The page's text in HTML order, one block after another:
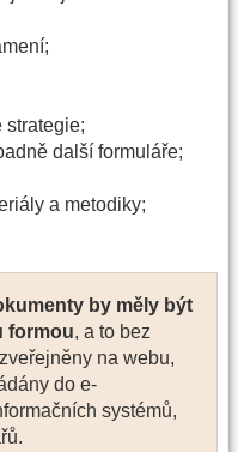
strategie;
další formuláře;
a metodiky;
by měly být
formou, a to bez
na webu,
do e-
systémů,